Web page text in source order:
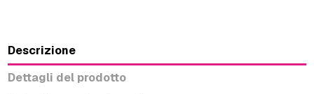
Descrizione
Dettagli del prodotto